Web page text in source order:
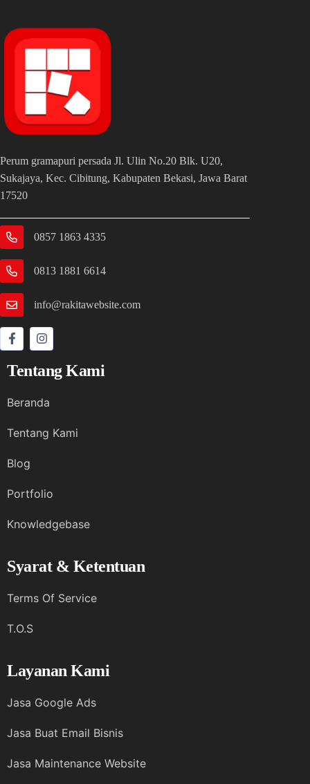
Perum gramapuri persada Jl. Ulin No.20 Blk. U20,
Sukajaya, Kec. Cibitung, Kabupaten Bekasi, Jawa Barat
17520
0857 1863 4335
0813 1881 6614
info@rakitawebsite.com
Tentang Kami
Beranda
Tentang Kami
Blog
Portfolio
Knowledgebase
Syarat & Ketentuan
Terms Of Service
T.O.S
Layanan Kami
Jasa Google Ads
Jasa Buat Email Bisnis
Jasa Maintenance Website